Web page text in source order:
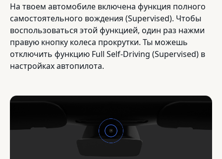
На твоем автомобиле включена функция полного
самостоятельного вождения (Supervised). Чтобы
воспользоваться этой функцией, один раз нажми
правую кнопку колеса прокрутки. Ты можешь
отключить функцию Full Self-Driving (Supervised) в
настройках автопилота.